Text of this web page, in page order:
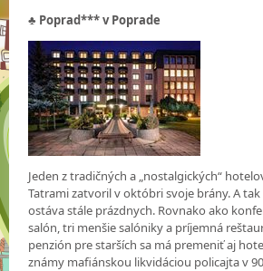
♣ Poprad*** v Poprade
Jeden z tradičných a „nostalgických“
Tatrami zatvoril v októbri svoje brány. A
ostáva stále prázdnych. Rovnako ako
salón, tri menšie salóniky a príjemná
penzión pre starších sa má premeniť aj
známy mafiánskou likvidáciou policajta v